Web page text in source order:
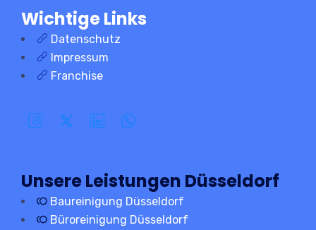
Wichtige Links
Datenschutz
Impressum
Franchise
Unsere Leistungen Düsseldorf
Baureinigung Düsseldorf
Büroreinigung Düsseldorf